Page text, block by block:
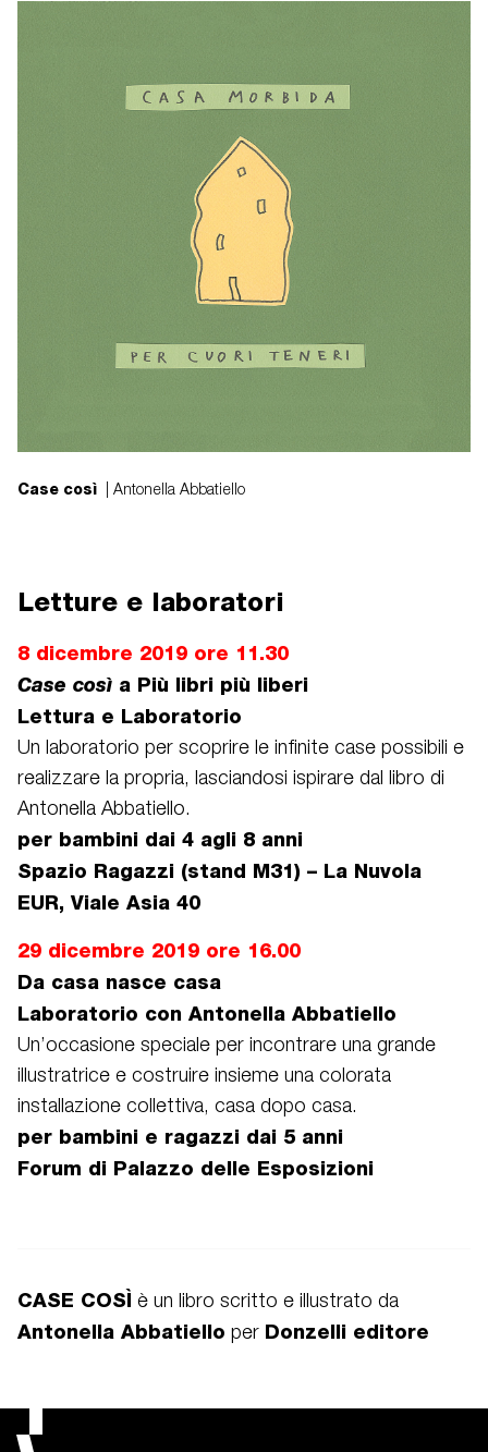
Case così | Antonella Abbatiello
Letture e laboratori
8 dicembre 2019 ore 11.30
Case così a Più libri più liberi
Lettura e Laboratorio
Un laboratorio per scoprire le infinite case possibili e
realizzare la propria, lasciandosi ispirare dal libro di
Antonella Abbatiello.
per bambini dai 4 agli 8 anni
Spazio Ragazzi (stand M31) – La Nuvola
EUR, Viale Asia 40
29 dicembre 2019 ore 16.00
Da casa nasce casa
Laboratorio con Antonella Abbatiello
Un’occasione speciale per incontrare una grande
illustratrice e costruire insieme una colorata
installazione collettiva, casa dopo casa.
per bambini e ragazzi dai 5 anni
Forum di Palazzo delle Esposizioni
CASE COSÌ è un libro scritto e illustrato da
Antonella Abbatiello per Donzelli editore